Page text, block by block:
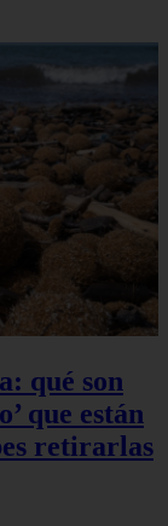
qué son
que están
retirarlas